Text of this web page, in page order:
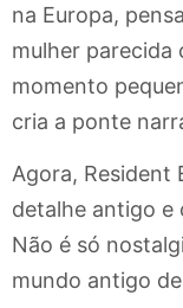
na Europa,
mulher parecida
momento
cria a ponte
Agora, Resident
detalhe antigo e
Não é só
mundo antigo de